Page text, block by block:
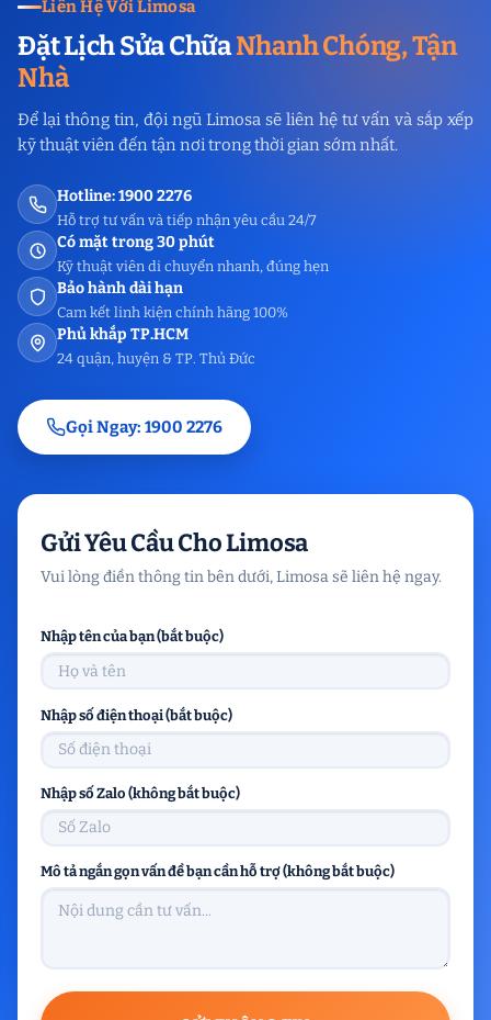
Liên Hệ Với Limosa
Đặt Lịch Sửa ChữaNhanh Chóng, Tận
Nhà
Để lại thông tin, đội ngũ Limosa sẽ liên hệ tư vấn và sắp xếp
kỹ thuật viên đến tận nơi trong thời gian sớm nhất.
Hotline: 1900 2276
Hỗ trợ tư vấn và tiếp nhận yêu cầu 24/7
Có mặt trong 30 phút
Kỹ thuật viên di chuyển nhanh, đúng hẹn
Bảo hành dài hạn
Cam kết linh kiện chính hãng 100%
Phủ khắp TP.HCM
24 quận, huyện & TP. Thủ Đức
Gọi Ngay: 1900 2276
Gửi Yêu Cầu Cho Limosa
Vui lòng điền thông tin bên dưới, Limosa sẽ liên hệ ngay.
Nhập tên của bạn (bắt buộc)
Nhập số điện thoại (bắt buộc)
Nhập số Zalo (không bắt buộc)
Mô tả ngắn gọn vấn đề bạn cần hỗ trợ (không bắt buộc)